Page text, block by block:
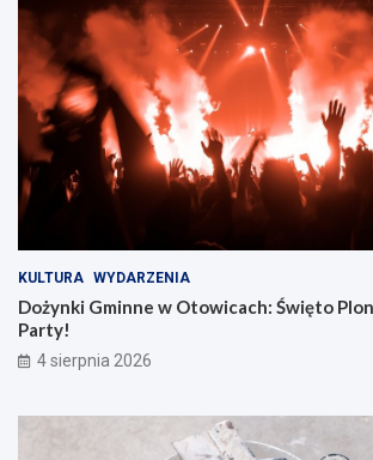
KULTURA WYDARZENIA
Dożynki Gminne w Otowicach: Święto
Party!
4 sierpnia 2026